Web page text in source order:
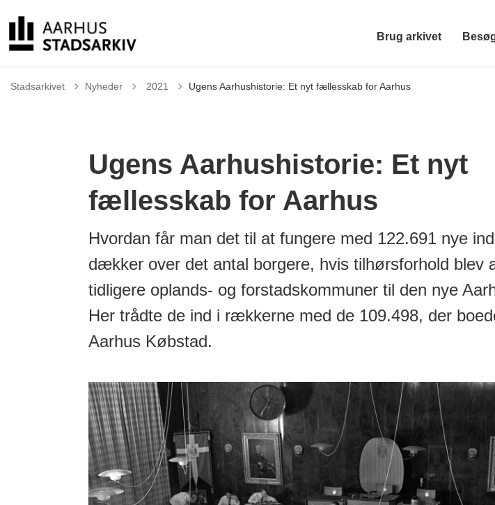
Brug arkivet
Stadsarkivet Nyheder Tilbage til
2021 Ugens Aarhushistorie: Et nyt fællesskab for Aarhus
Ugens Aarhushistorie: Et nyt
fællesskab for Aarhus
Hvordan får man det til at fungere med 122.691 nye
dækker over det antal borgere, hvis tilhørsforhold blev
tidligere oplands- og forstadskommuner til den nye
Her trådte de ind i rækkerne med de 109.498, der
Aarhus Købstad.